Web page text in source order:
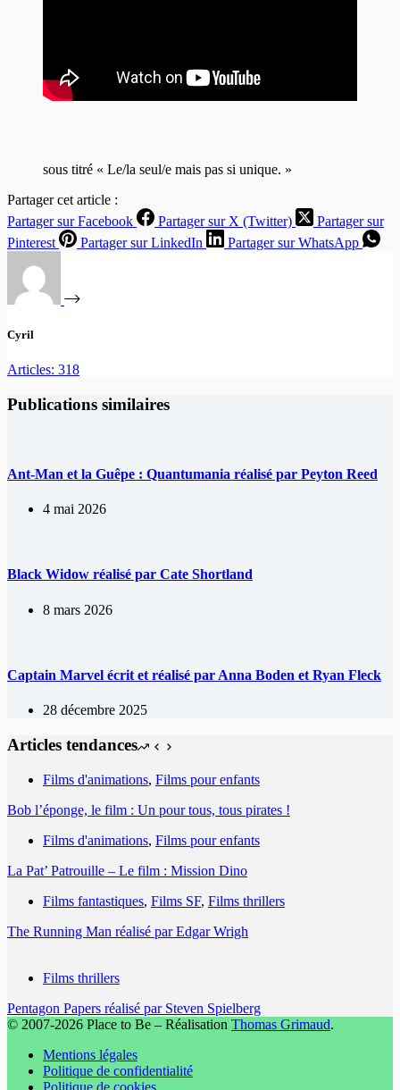
sous titré « Le/la seul/e mais pas si unique. »
Partager cet article :
Partager sur Facebook
Partager sur X (Twitter)
Partager sur
Pinterest
Partager sur LinkedIn Partager sur WhatsApp
Cyril
Articles: 318
Publications similaires
Ant-Man et la Guêpe : Quantumania réalisé par Peyton Reed
4 mai 2026
Black Widow réalisé par Cate Shortland
8 mars 2026
Captain Marvel écrit et réalisé par Anna Boden et Ryan Fleck
28 décembre 2025
Articles tendances
Films d'animations, Films pour enfants
Bob l’éponge, le film : Un pour tous, tous pirates !
Films d'animations, Films pour enfants
La Pat’ Patrouille – Le film : Mission Dino
Films fantastiques, Films SF, Films thrillers
The Running Man réalisé par Edgar Wrigh
Films thrillers
Pentagon Papers réalisé par Steven Spielberg
© 2007-2026 Place to Be – Réalisation Thomas Grimaud.
Mentions légales
Politique de confidentialité
Politique de cookies